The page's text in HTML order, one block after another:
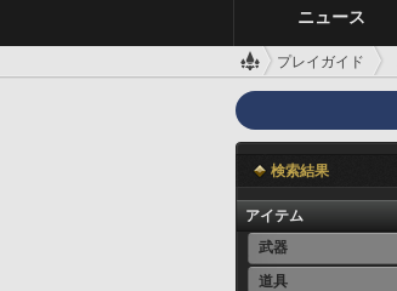
ニュース
プレイガイド
検索結果
アイテム
武器
道具